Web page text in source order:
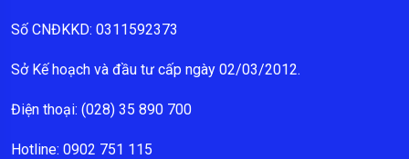
Số CNĐKKD: 0311592373
Sở Kế hoạch và đầu tư cấp ngày 02/03/2012.
Điện thoại: (028) 35 890 700
Hotline: 0902 751 115